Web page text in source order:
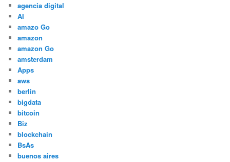
agencia digital
AI
amazo Go
amazon
amazon Go
amsterdam
Apps
aws
berlin
bigdata
bitcoin
Biz
blockchain
BsAs
buenos aires